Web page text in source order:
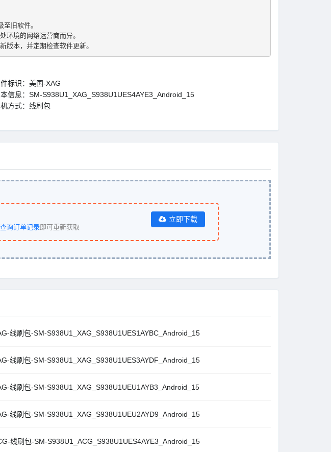
旧软件。
环境的网络运营商而异。
版本，并定期检查软件更新。
标识：美国-XAG
信息：SM-S938U1_XAG_S938U1UES4AYE3_Android_15
方式：线刷包
查询订单记录即可重新获取
立即下载
线刷包-SM-S938U1_XAG_S938U1UES1AYBC_Android_15
线刷包-SM-S938U1_XAG_S938U1UES3AYDF_Android_15
线刷包-SM-S938U1_XAG_S938U1UEU1AYB3_Android_15
线刷包-SM-S938U1_XAG_S938U1UEU2AYD9_Android_15
线刷包-SM-S938U1_ACG_S938U1UES4AYE3_Android_15